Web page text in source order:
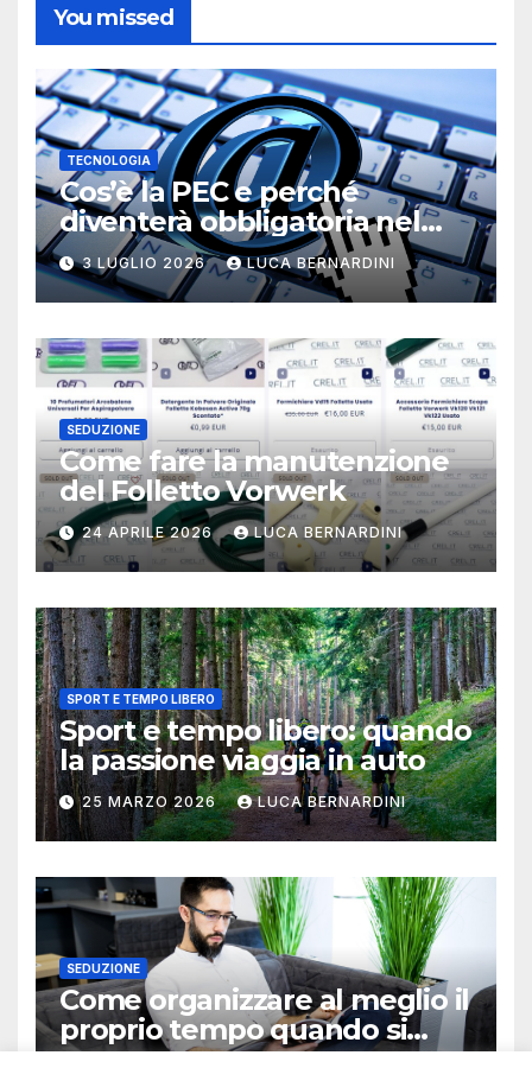
You missed
TECNOLOGIA
Cos’è la PEC e perché
diventerà obbligatoria nel
2026?
3 LUGLIO 2026 LUCA BERNARDINI
SEDUZIONE
Come fare la manutenzione
del Folletto Vorwerk
24 APRILE 2026 LUCA BERNARDINI
SPORT E TEMPO LIBERO
Sport e tempo libero: quando
la passione viaggia in auto
25 MARZO 2026 LUCA BERNARDINI
SEDUZIONE
Come organizzare al meglio il
proprio tempo quando si
lavora in autonomia